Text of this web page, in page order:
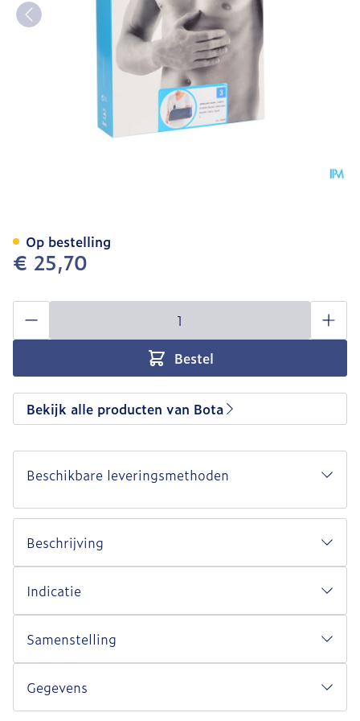
€ 25,70
Aantal
Bestel
Op bestelling
Bekijk alle producten van Bota
Beschikbare leveringsmethoden
Beschrijving
Indicatie
Samenstelling
Gegevens